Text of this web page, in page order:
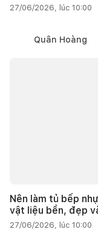
27/06/2026, lúc 10:00
Quân Hoàng
Nên làm tủ bếp
vật liệu bền, đẹp
27/06/2026, lúc 10:00